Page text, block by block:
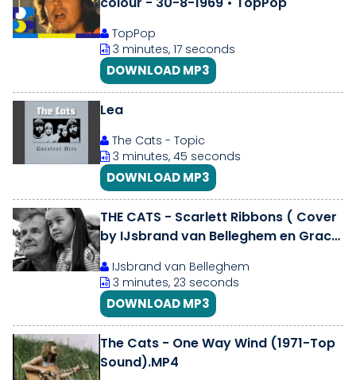
TopPop
3 minutes, 17 seconds
DOWNLOAD MP3
Lea
The Cats - Topic
3 minutes, 45 seconds
DOWNLOAD MP3
THE CATS - Scarlett Ribbons ( Cover
by IJsbrand van Belleghem en Grace
IJsbrand van Belleghem
3 minutes, 23 seconds
DOWNLOAD MP3
The Cats - One Way Wind (1971-Top
Sound).MP4